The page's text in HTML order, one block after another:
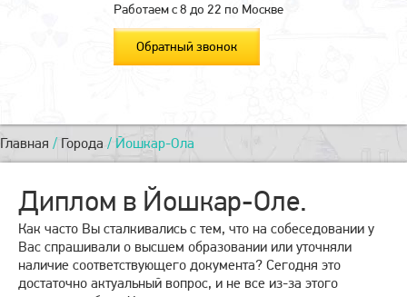
Работаем с 8 до 22 по Москве
Обратный звонок
Главная / Города / Йошкар-Ола
Диплом в Йошкар-Оле.
Как часто Вы сталкивались с тем, что на собеседовании у
Вас спрашивали о высшем образовании или уточняли
наличие соответствующего документа? Сегодня это
достаточно актуальный вопрос, и не все из-за этого